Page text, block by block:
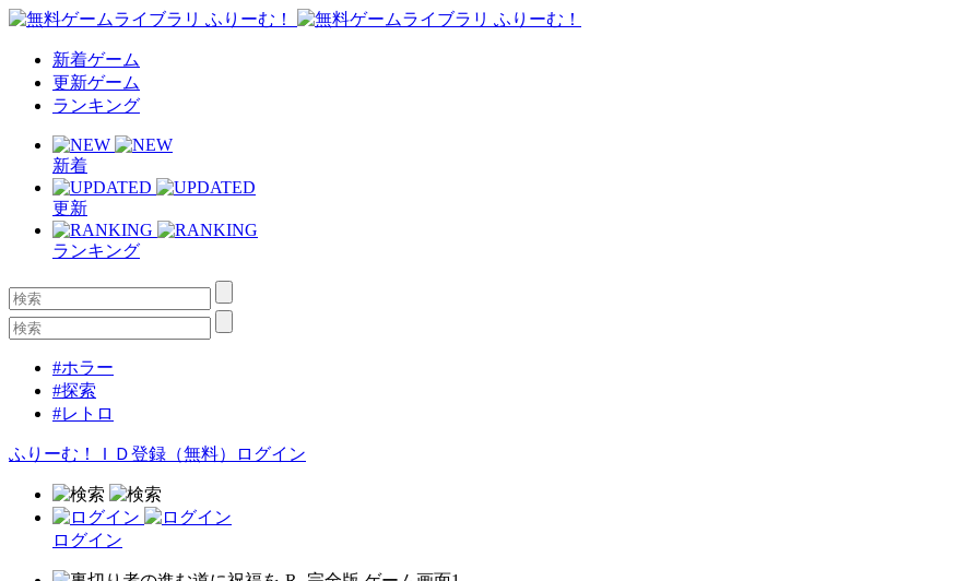
新着ゲーム
更新ゲーム
ランキング
新着
更新
ランキング
#ホラー
#探索
#レトロ
ふりーむ！ＩＤ登録（無料） ログイン
ログイン